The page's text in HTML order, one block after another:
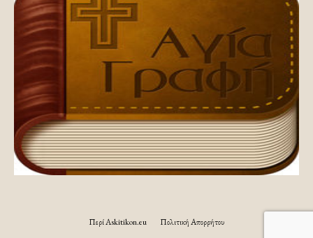
Περί Askitikon.eu Πολιτική Απορρήτου